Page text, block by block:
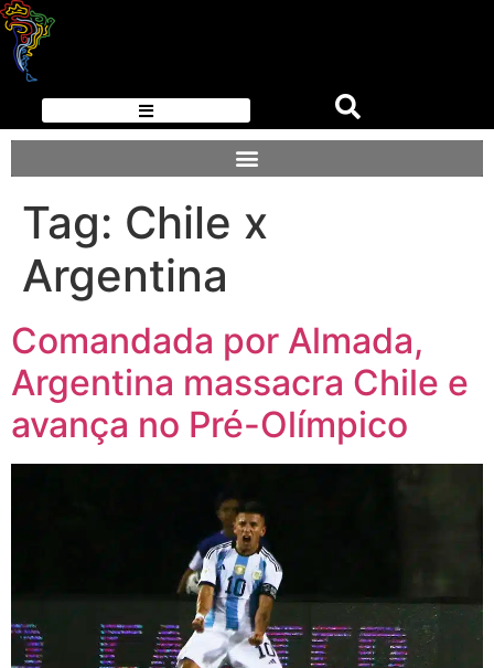
Tag: Chile x
Argentina
Comandada por Almada,
Argentina massacra Chile e
avança no Pré-Olímpico